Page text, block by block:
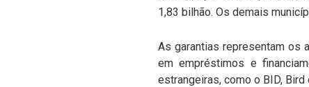
1,83 bilhão. Os demais
As garantias representam os
em empréstimos e
estrangeiras, como o BID, Bird